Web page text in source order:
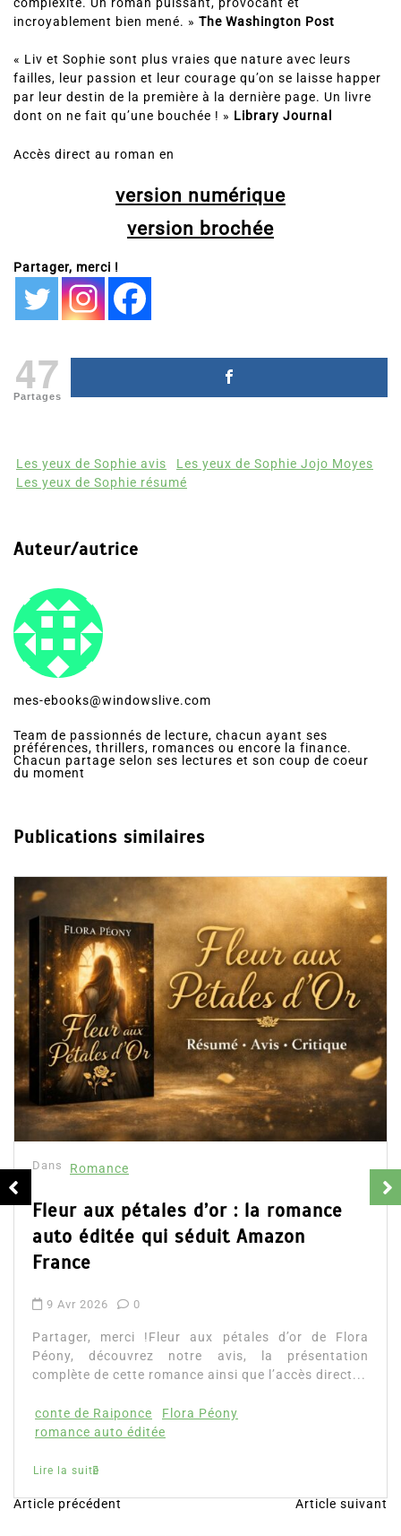
incroyablement bien mené. » The Washington Post
« Liv et Sophie sont plus vraies que nature avec leurs
failles, leur passion et leur courage qu’on se laisse happer
par leur destin de la première à la dernière page. Un livre
dont on ne fait qu’une bouchée ! » Library Journal
Accès direct au roman en
version numérique
version brochée
Partager, merci !
47
Partages
Les yeux de Sophie avis
Les yeux de Sophie Jojo Moyes
Les yeux de Sophie résumé
Auteur/autrice
mes-ebooks@windowslive.com
Team de passionnés de lecture, chacun ayant ses
préférences, thrillers, romances ou encore la finance.
Chacun partage selon ses lectures et son coup de coeur
du moment
Publications similaires
Dans Romance
Fleur aux pétales d’or : la romance
auto éditée qui séduit Amazon
France
9 Avr 2026 0
Partager, merci !Fleur aux pétales d’or de Flora
Péony, découvrez notre avis, la présentation
complète de cette romance ainsi que l’accès direct...
conte de Raiponce
Flora Péony
romance auto éditée
Lire la suite
N
Article précédent Article suivant